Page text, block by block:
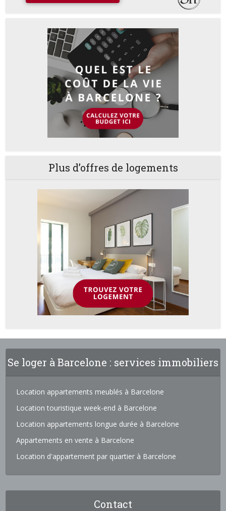
Plus d’offres de logements
Se loger à Barcelone : services immobiliers
Location appartements meublés à Barcelone
Location touristique week-end à Barcelone
Location appartements longue durée à Barcelone
Appartements en vente à Barcelone
Location d'appartement par quartier à Barcelone
Contact